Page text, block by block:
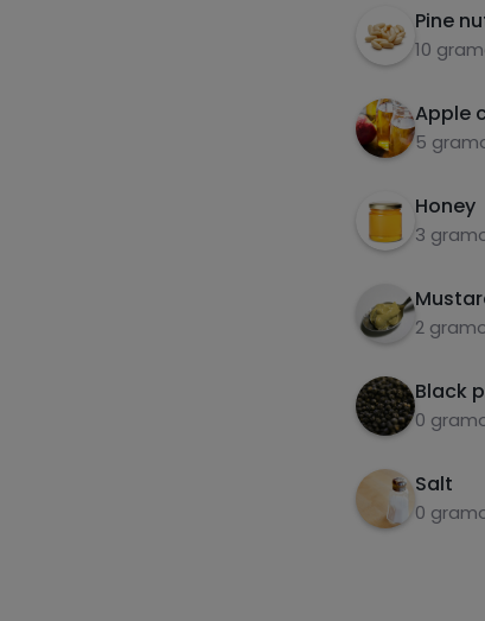
Pine
10
Apple
5
Honey
3
2
Black
0
Salt
0